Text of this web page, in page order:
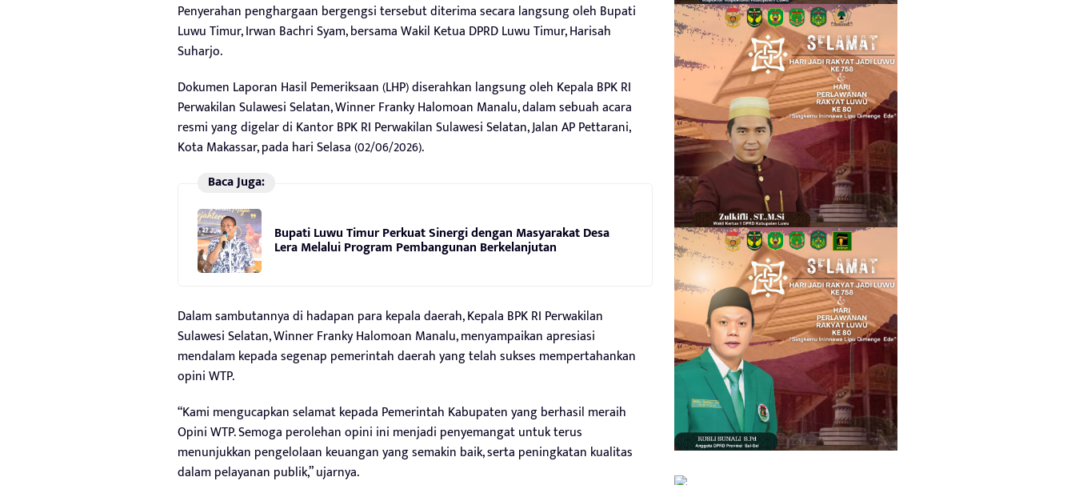
Penyerahan penghargaan bergengsi tersebut diterima secara langsung oleh Bupati
Luwu Timur, Irwan Bachri Syam, bersama Wakil Ketua DPRD Luwu Timur, Harisah
Suharjo.
Dokumen Laporan Hasil Pemeriksaan (LHP) diserahkan langsung oleh Kepala BPK RI
Perwakilan Sulawesi Selatan, Winner Franky Halomoan Manalu, dalam sebuah acara
resmi yang digelar di Kantor BPK RI Perwakilan Sulawesi Selatan, Jalan AP Pettarani,
Kota Makassar, pada hari Selasa (02/06/2026).
Baca Juga:
Bupati Luwu Timur Perkuat Sinergi dengan Masyarakat Desa
Lera Melalui Program Pembangunan Berkelanjutan
Dalam sambutannya di hadapan para kepala daerah, Kepala BPK RI Perwakilan
Sulawesi Selatan, Winner Franky Halomoan Manalu, menyampaikan apresiasi
mendalam kepada segenap pemerintah daerah yang telah sukses mempertahankan
opini WTP.
“Kami mengucapkan selamat kepada Pemerintah Kabupaten yang berhasil meraih
Opini WTP. Semoga perolehan opini ini menjadi penyemangat untuk terus
menunjukkan pengelolaan keuangan yang semakin baik, serta peningkatan kualitas
dalam pelayanan publik,” ujarnya.